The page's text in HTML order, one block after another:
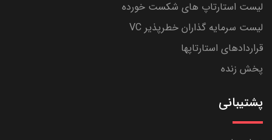
لیست استارتاپ های شکست خورده
لیست سرمایه گذاران خطرپذیر VC
قراردادهای استارتاپها
پخش زنده
پشتیبانی